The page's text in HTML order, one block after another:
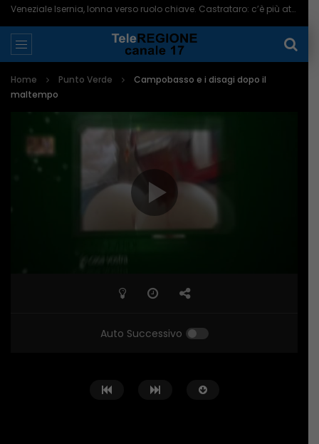
Veneziale Isernia, Ionna verso ruolo chiave. Castrataro: c’è più attenzione per Termoli – 08/08/2026
Home Punto Verde
Campobasso e i disagi dopo il
maltempo
Auto Successivo